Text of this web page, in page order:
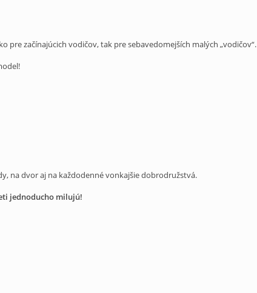
začínajúcich vodičov, tak pre sebavedomejších malých „vodičov“.
na dvor aj na každodenné vonkajšie dobrodružstvá.
jednoducho milujú!